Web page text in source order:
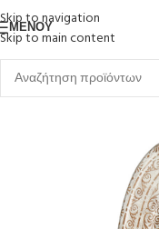
Skip to navigation
Skip to main content
ΜΕΝΟΎ